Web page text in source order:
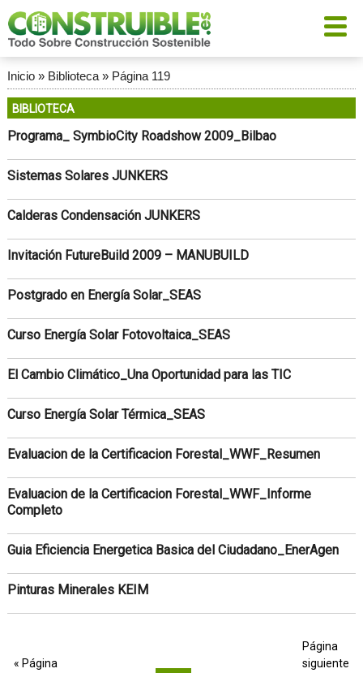
Inicio» Biblioteca» Página 119
BIBLIOTECA
Programa_ SymbioCity Roadshow 2009_Bilbao
Sistemas Solares JUNKERS
Calderas Condensación JUNKERS
Invitación FutureBuild 2009 – MANUBUILD
Postgrado en Energía Solar_SEAS
Curso Energía Solar Fotovoltaica_SEAS
El Cambio Climático_Una Oportunidad para las TIC
Curso Energía Solar Térmica_SEAS
Evaluacion de la Certificacion Forestal_WWF_Resumen
Evaluacion de la Certificacion Forestal_WWF_Informe
Completo
Guia Eficiencia Energetica Basica del Ciudadano_EnerAgen
Pinturas Minerales KEIM
« Página
Página
siguiente